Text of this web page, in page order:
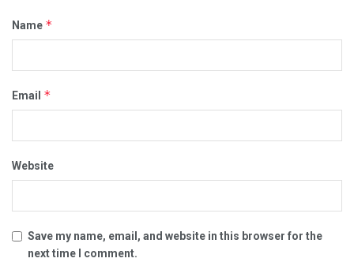
Name *
Email *
Website
Save my name, email, and website in this browser for the
next time I comment.